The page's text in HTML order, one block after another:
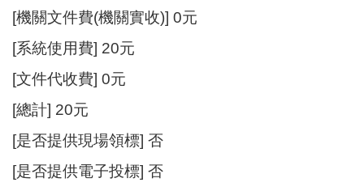
[機關文件費(機關實收)] 0元
[系統使用費] 20元
[文件代收費] 0元
[總計] 20元
[是否提供現場領標] 否
[是否提供電子投標] 否